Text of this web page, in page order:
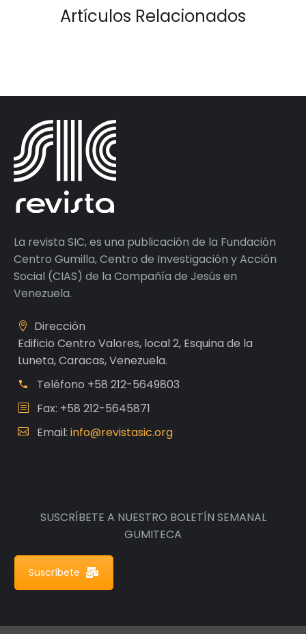
Artículos Relacionados
La revista SIC, es una publicación de la Fundación
Centro Gumilla, Centro de Investigación y Acción
Social (CIAS) de la Compañía de Jesús en
Venezuela.
Dirección
Edificio Centro Valores, local 2, Esquina de la
Luneta, Caracas, Venezuela.
Teléfono +58 212-5649803
Fax: +58 212-5645871
Email: info@revistasic.org
SUSCRÍBETE A NUESTRO BOLETÍN SEMANAL
GUMITECA
Suscríbete